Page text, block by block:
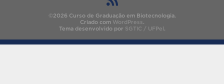
©2026 Curso de Graduação em Biotecnologia.
Criado com WordPress.
Tema desenvolvido por SGTIC / UFPel.